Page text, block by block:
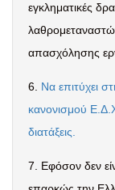
εγκληματικές
απασχόλησης
6. Να επιτύχει
κανονισμού
διατάξεις.
7. Εφόσον δεν